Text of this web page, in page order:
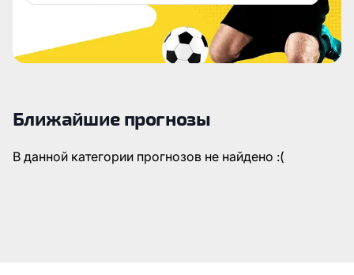
Ближайшие прогнозы
В данной категории прогнозов не найдено :(